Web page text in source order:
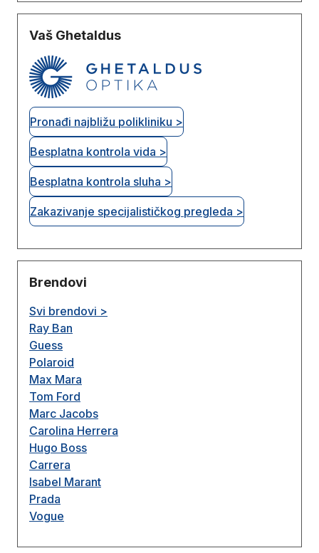
Vaš Ghetaldus
Pronađi najbližu polikliniku >
Besplatna kontrola vida >
Besplatna kontrola sluha >
Zakazivanje specijalističkog pregleda >
Brendovi
Svi brendovi >
Ray Ban
Guess
Polaroid
Max Mara
Tom Ford
Marc Jacobs
Carolina Herrera
Hugo Boss
Carrera
Isabel Marant
Prada
Vogue